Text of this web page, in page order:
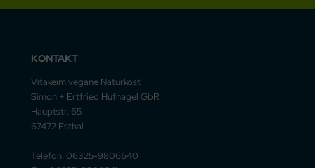
KONTAKT
Vitakeim vegane Naturkost
Simon + Ertfried Hufnagel GbR
Hauptstr. 65
67472 Esthal
Telefon: 06325-9806640